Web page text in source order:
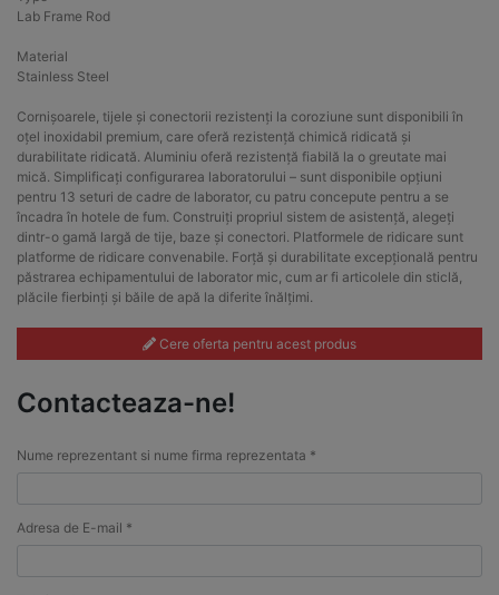
Lab Frame Rod
Material
Stainless Steel
Cornișoarele, tijele și conectorii rezistenți la coroziune sunt disponibili în
oțel inoxidabil premium, care oferă rezistență chimică ridicată și
durabilitate ridicată. Aluminiu oferă rezistență fiabilă la o greutate mai
mică. Simplificați configurarea laboratorului – sunt disponibile opțiuni
pentru 13 seturi de cadre de laborator, cu patru concepute pentru a se
încadra în hotele de fum. Construiți propriul sistem de asistență, alegeți
dintr-o gamă largă de tije, baze și conectori. Platformele de ridicare sunt
platforme de ridicare convenabile. Forță și durabilitate excepțională pentru
păstrarea echipamentului de laborator mic, cum ar fi articolele din sticlă,
plăcile fierbinți și băile de apă la diferite înălțimi.
Cere oferta pentru acest produs
Contacteaza-ne!
Nume reprezentant si nume firma reprezentata *
Adresa de E-mail *